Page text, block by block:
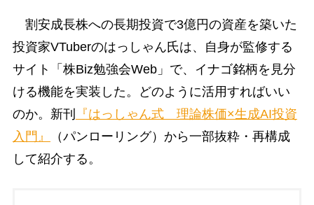
割安成長株への長期投資で3億円の資産を築いた
投資家VTuberのはっしゃん氏は、自身が監修する
サイト「株Biz勉強会Web」で、イナゴ銘柄を見分
ける機能を実装した。どのように活用すればいい
のか。新刊
『はっしゃん式 理論株価×生成AI投資
入門』
（パンローリング）から一部抜粋・再構成
して紹介する。